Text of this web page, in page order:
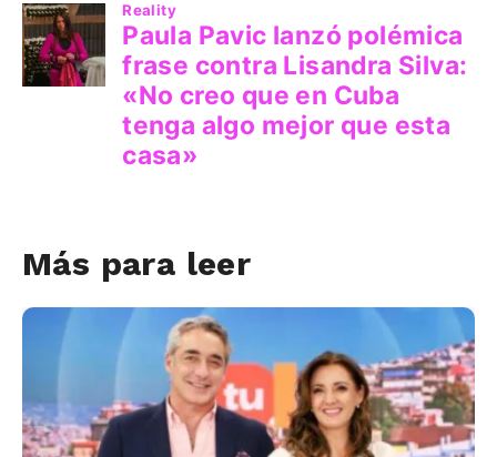
Más para leer